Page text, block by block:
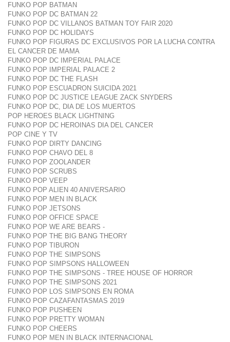
FUNKO POP BATMAN
FUNKO POP DC BATMAN 22
FUNKO POP DC VILLANOS BATMAN TOY FAIR 2020
FUNKO POP DC HOLIDAYS
FUNKO POP FIGURAS DC EXCLUSIVOS POR LA LUCHA CONTRA
EL CANCER DE MAMA
FUNKO POP DC IMPERIAL PALACE
FUNKO POP IMPERIAL PALACE 2
FUNKO POP DC THE FLASH
FUNKO POP ESCUADRON SUICIDA 2021
FUNKO POP DC JUSTICE LEAGUE ZACK SNYDERS
FUNKO POP DC, DIA DE LOS MUERTOS
POP HEROES BLACK LIGHTNING
FUNKO POP DC HEROINAS DIA DEL CANCER
POP CINE Y TV
FUNKO POP DIRTY DANCING
FUNKO POP CHAVO DEL 8
FUNKO POP ZOOLANDER
FUNKO POP SCRUBS
FUNKO POP VEEP
FUNKO POP ALIEN 40 ANIVERSARIO
FUNKO POP MEN IN BLACK
FUNKO POP JETSONS
FUNKO POP OFFICE SPACE
FUNKO POP WE ARE BEARS -
FUNKO POP THE BIG BANG THEORY
FUNKO POP TIBURON
FUNKO POP THE SIMPSONS
FUNKO POP SIMPSONS HALLOWEEN
FUNKO POP THE SIMPSONS - TREE HOUSE OF HORROR
FUNKO POP THE SIMPSONS 2021
FUNKO POP LOS SIMPSONS EN ROMA
FUNKO POP CAZAFANTASMAS 2019
FUNKO POP PUSHEEN
FUNKO POP PRETTY WOMAN
FUNKO POP CHEERS
FUNKO POP MEN IN BLACK INTERNACIONAL